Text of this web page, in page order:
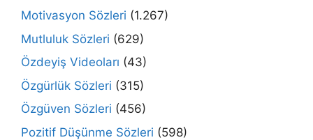
Motivasyon Sözleri (1.267)
Mutluluk Sözleri (629)
Özdeyiş Videoları (43)
Özgürlük Sözleri (315)
Özgüven Sözleri (456)
Pozitif Düşünme Sözleri (598)